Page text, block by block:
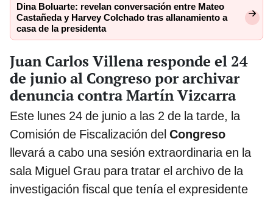
Dina Boluarte: revelan conversación entre Mateo
Castañeda y Harvey Colchado tras allanamiento a
casa de la presidenta
Juan Carlos Villena responde el 24
de junio al Congreso por archivar
denuncia contra Martín Vizcarra
Este lunes 24 de junio a las 2 de la tarde, la
Comisión de Fiscalización del Congreso
llevará a cabo una sesión extraordinaria en la
sala Miguel Grau para tratar el archivo de la
investigación fiscal que tenía el expresidente